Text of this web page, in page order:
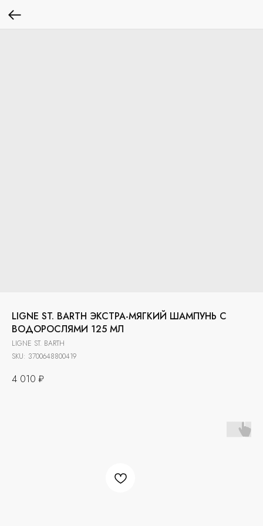
LIGNE ST. BARTH ЭКСТРА-МЯГКИЙ ШАМПУНЬ С
ВОДОРОСЛЯМИ 125 МЛ
LIGNE ST. BARTH
SKU: 3700648800419
4 010 ₽